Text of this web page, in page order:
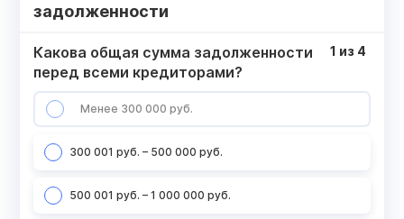
задолженности
Какова общая сумма задолженности
перед всеми кредиторами?
Менее 300 000 руб.
300 001 руб. – 500 000 руб.
500 001 руб. – 1 000 000 руб.
1 из 4